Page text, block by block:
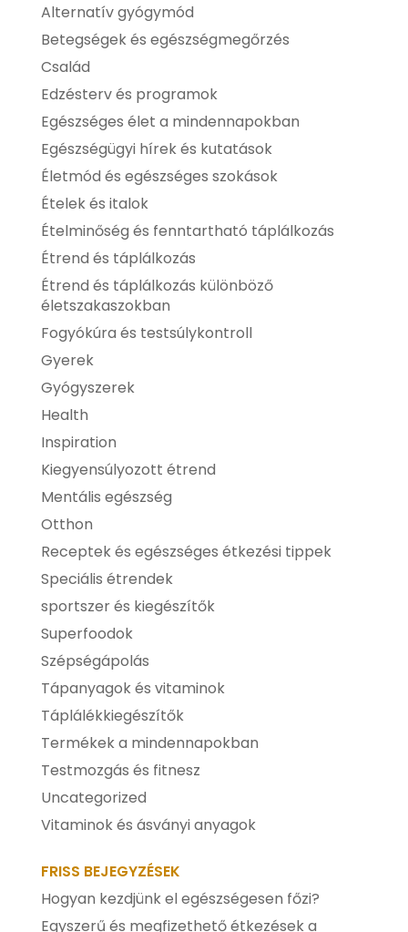
Alternatív gyógymód
Betegségek és egészségmegőrzés
Család
Edzésterv és programok
Egészséges élet a mindennapokban
Egészségügyi hírek és kutatások
Életmód és egészséges szokások
Ételek és italok
Ételminőség és fenntartható táplálkozás
Étrend és táplálkozás
Étrend és táplálkozás különböző
életszakaszokban
Fogyókúra és testsúlykontroll
Gyerek
Gyógyszerek
Health
Inspiration
Kiegyensúlyozott étrend
Mentális egészség
Otthon
Receptek és egészséges étkezési tippek
Speciális étrendek
sportszer és kiegészítők
Superfoodok
Szépségápolás
Tápanyagok és vitaminok
Táplálékkiegészítők
Termékek a mindennapokban
Testmozgás és fitnesz
Uncategorized
Vitaminok és ásványi anyagok
FRISS BEJEGYZÉSEK
Hogyan kezdjünk el egészségesen főzi?
Egyszerű és megfizethető étkezések a